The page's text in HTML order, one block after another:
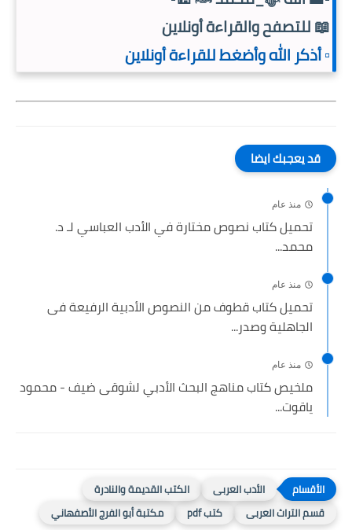
📖 للتصفح والقراءة أونلاين
▫️ أذكر الله وأضغط للقراءة أونلاين
قد يعجبك ايضا
منذ عام
تحميل كتاب نصوص مختارة في الأدب العباسي لـ د.
محمد...
منذ عام
تحميل كتاب قطوف من النصوص الأدبية الرفيعة فى
الجاهلية وصدر...
منذ عام
ملخيص كتاب مناهج البحث الأدبي لشوقى ضيف - محمود
ياقوت...
الأدب العربى
الكتب القديمة والنادرة
قسم التراث العربى
كتب pdf مكتبة أبو الفرج الأصفهاني